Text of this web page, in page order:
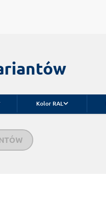
Kolor RAL